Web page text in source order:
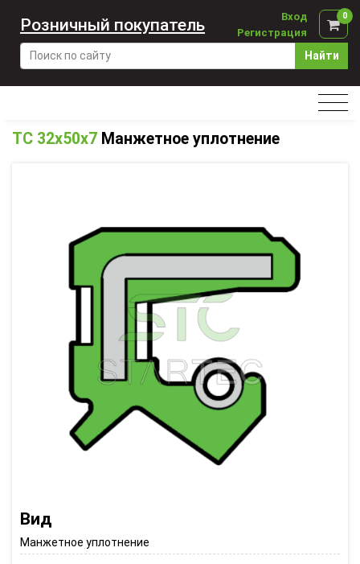
Найти
Вход
Регистрация
0
Розничный покупатель
TC 32x50x7 Манжетное уплотнение
Вид
Манжетное уплотнение